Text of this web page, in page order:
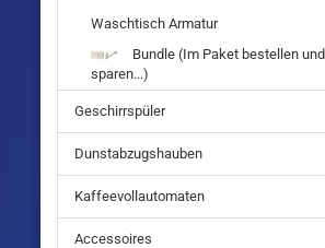
Waschtisch Armatur
Bundle (Im Paket bestellen und
sparen...)
Geschirrspüler
Dunstabzugshauben
Kaffeevollautomaten
Accessoires